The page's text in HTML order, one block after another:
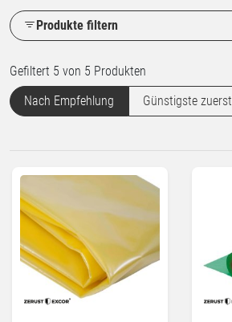
Produkte filtern
Gefiltert 5 von 5 Produkten
Nach Empfehlung
Günstigste zuerst